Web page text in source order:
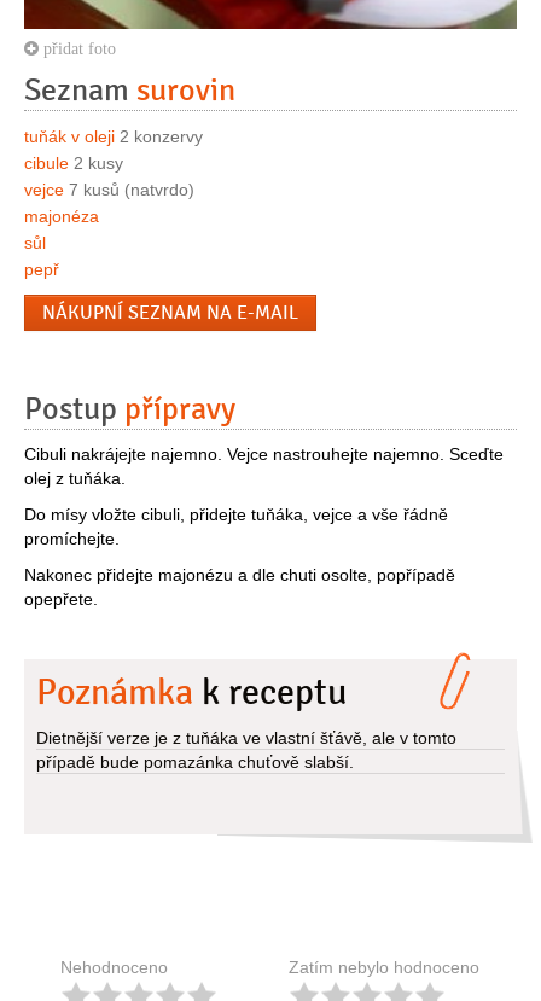
přidat foto
Seznam surovin
tuňák v oleji 2 konzervy
cibule 2 kusy
vejce 7 kusů (natvrdo)
majonéza
sůl
pepř
NÁKUPNÍ SEZNAM NA E-MAIL
Postup přípravy
Cibuli nakrájejte najemno. Vejce nastrouhejte najemno. Sceďte
olej z tuňáka.
Do mísy vložte cibuli, přidejte tuňáka, vejce a vše řádně
promíchejte.
Nakonec přidejte majonézu a dle chuti osolte, popřípadě
opepřete.
Poznámka k receptu
Dietnější verze je z tuňáka ve vlastní šťávě, ale v tomto
případě bude pomazánka chuťově slabší.
Nehodnoceno Zatím nebylo hodnoceno